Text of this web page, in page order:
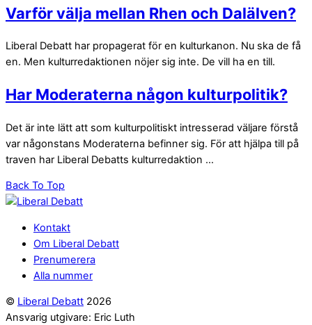
Varför välja mellan Rhen och Dalälven?
Liberal Debatt har propagerat för en kulturkanon. Nu ska de få
en. Men kulturredaktionen nöjer sig inte. De vill ha en till.
Har Moderaterna någon kulturpolitik?
Det är inte lätt att som kulturpolitiskt intresserad väljare förstå
var någonstans Moderaterna befinner sig. För att hjälpa till på
traven har Liberal Debatts kulturredaktion ...
Back To Top
Kontakt
Om Liberal Debatt
Prenumerera
Alla nummer
© Liberal Debatt 2026
Ansvarig utgivare: Eric Luth